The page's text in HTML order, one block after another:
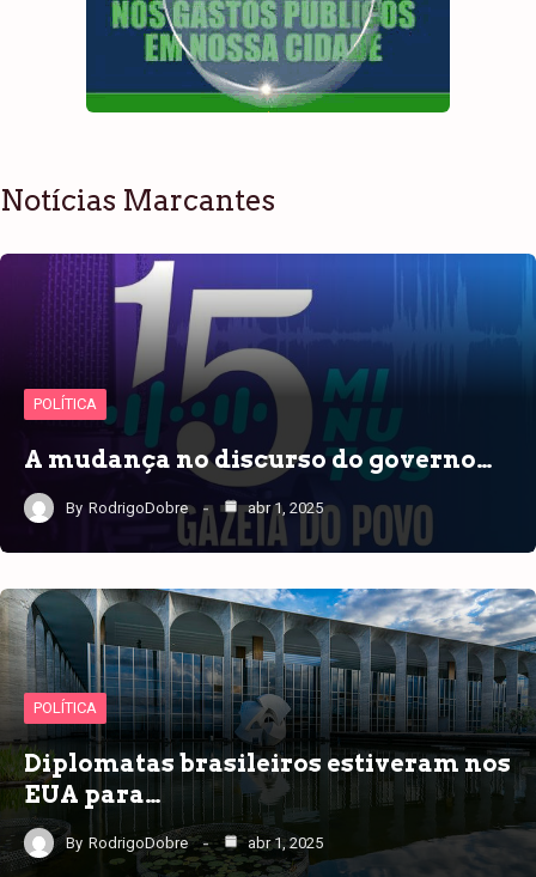
Notícias Marcantes
POLÍTICA
A mudança no discurso do governo…
By RodrigoDobre abr 1, 2025
POLÍTICA
Diplomatas brasileiros estiveram nos
EUA para…
By RodrigoDobre abr 1, 2025